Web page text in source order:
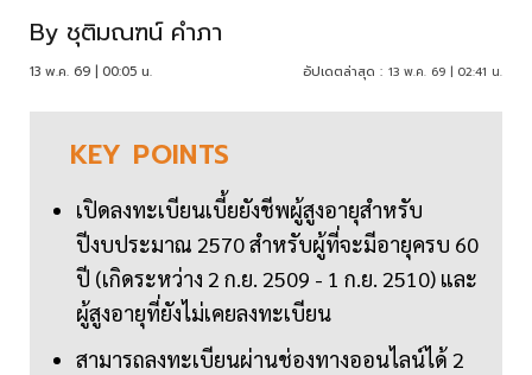
By ชุติมณฑน์ คำภา
13 พ.ค. 69 | 00:05 น. อัปเดตล่าสุด : 13 พ.ค. 69 | 02:41 น.
KEY POINTS
เปิดลงทะเบียนเบี้ยยังชีพผู้สูงอายุสำหรับ
ปีงบประมาณ 2570 สำหรับผู้ที่จะมีอายุครบ 60
ปี (เกิดระหว่าง 2 ก.ย. 2509 - 1 ก.ย. 2510) และ
ผู้สูงอายุที่ยังไม่เคยลงทะเบียน
สามารถลงทะเบียนผ่านช่องทางออนไลน์ได้ 2